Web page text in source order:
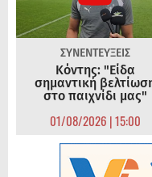
ΣΥΝΕΝΤΕΥΞΕΙΣ
Κόντης: "Είδα
σημαντική
στο παιχνίδι μας"
01/08/2026 | 15:00